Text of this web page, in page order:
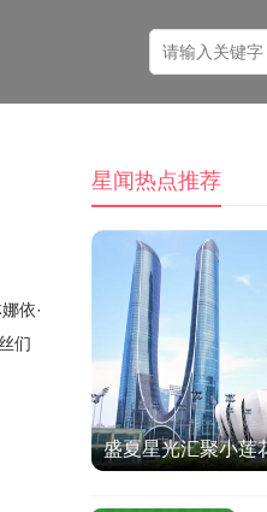
依·
们
星闻热点推荐
盛夏星光汇聚小莲